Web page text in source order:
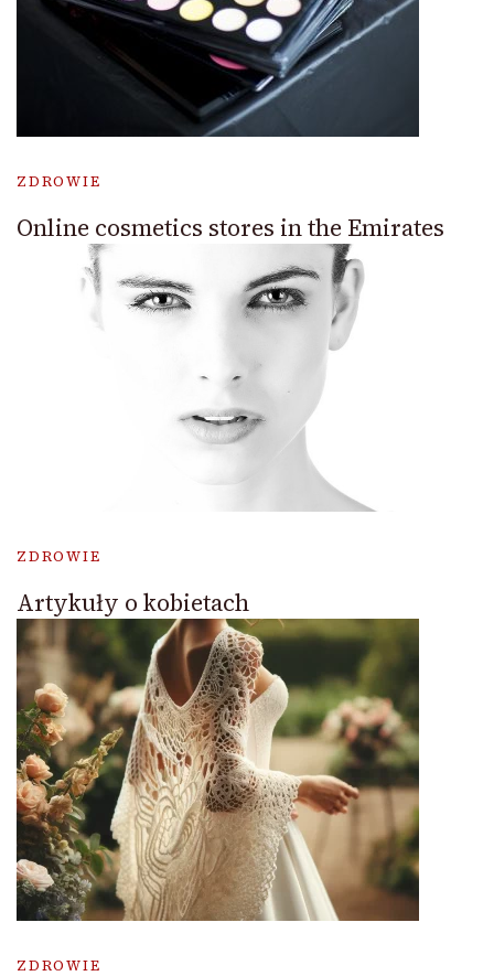
ZDROWIE
Online cosmetics stores in the Emirates
ZDROWIE
Artykuły o kobietach
ZDROWIE